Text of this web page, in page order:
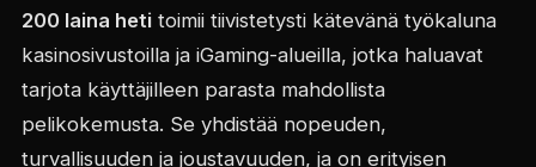
200 laina hetitoimii tiivistetysti kätevänä työkaluna
kasinosivustoilla ja iGaming-alueilla, jotka haluavat
tarjota käyttäjilleen parasta mahdollista
pelikokemusta. Se yhdistää nopeuden,
turvallisuuden ja joustavuuden, ja on erityisen